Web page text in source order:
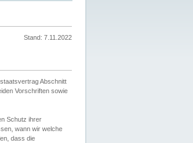
Stand: 7.11.2022
Abschnitt
Vorschriften sowie
Schutz ihrer
wann wir welche
dass die